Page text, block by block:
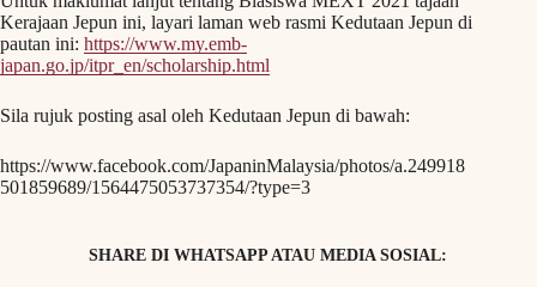
Kerajaan Jepun ini, layari laman web rasmi Kedutaan Jepun di
pautan ini: https://www.my.emb-
japan.go.jp/itpr_en/scholarship.html
Sila rujuk posting asal oleh Kedutaan Jepun di bawah:
https://www.facebook.com/JapaninMalaysia/photos/a.249918
501859689/1564475053737354/?type=3
SHARE DI WHATSAPP ATAU MEDIA SOSIAL: